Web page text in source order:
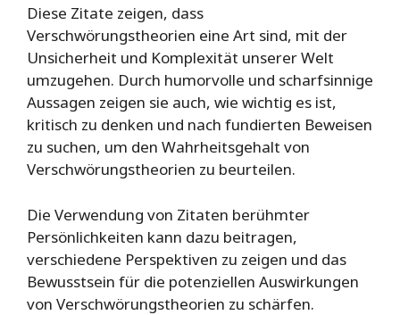
Diese Zitate zeigen, dass
Verschwörungstheorien eine Art sind, mit der
Unsicherheit und Komplexität unserer Welt
umzugehen. Durch humorvolle und scharfsinnige
Aussagen zeigen sie auch, wie wichtig es ist,
kritisch zu denken und nach fundierten Beweisen
zu suchen, um den Wahrheitsgehalt von
Verschwörungstheorien zu beurteilen.
Die Verwendung von Zitaten berühmter
Persönlichkeiten kann dazu beitragen,
verschiedene Perspektiven zu zeigen und das
Bewusstsein für die potenziellen Auswirkungen
von Verschwörungstheorien zu schärfen.